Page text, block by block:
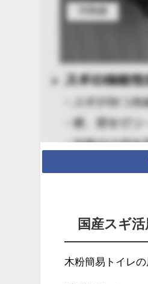
国産スギ活
木粉簡易トイレ